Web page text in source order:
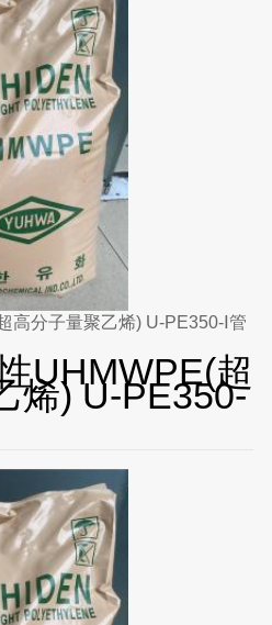
高分子量聚乙烯) U-PE350-Ⅰ管
UHMWPE(超
烯) U-PE350-